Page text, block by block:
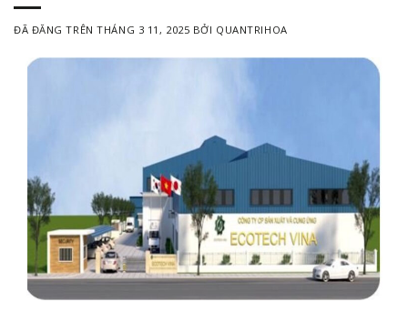
ĐÃ ĐĂNG TRÊNTHÁNG 3 11, 2025 BỞI QUANTRIHOA